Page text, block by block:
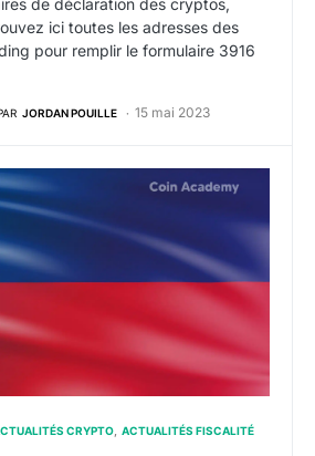
de déclaration des cryptos,
ici toutes les adresses des
pour remplir le formulaire 3916
JORDAN POUILLE 15 mai 2023
accepter les paiements en
CRYPTO ACTUALITÉS FISCALITÉ